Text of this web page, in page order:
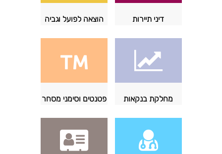
דיני תיירות הוצאה לפועל וגביה
מחלקת בנקאות פטנטים וסימני מסחר